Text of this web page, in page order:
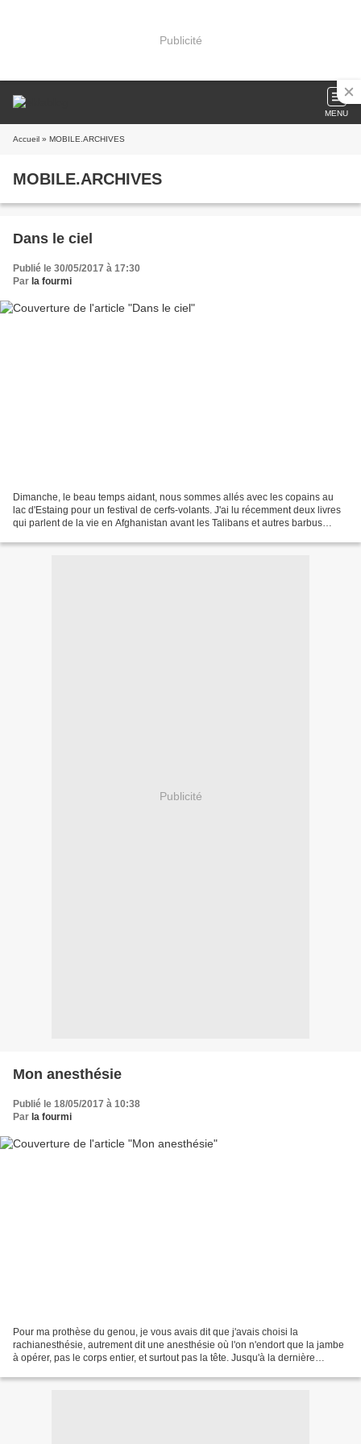
Publicité
MENU
Accueil » MOBILE.ARCHIVES
MOBILE.ARCHIVES
Dans le ciel
Publié le 30/05/2017 à 17:30
Par la fourmi
Dimanche, le beau temps aidant, nous sommes allés avec les copains au
lac d'Estaing pour un festival de cerfs-volants. J'ai lu récemment deux livres
qui parlent de la vie en Afghanistan avant les Talibans et autres barbus
Publicité
Mon anesthésie
Publié le 18/05/2017 à 10:38
Par la fourmi
Pour ma prothèse du genou, je vous avais dit que j'avais choisi la
rachianesthésie, autrement dit une anesthésie où l'on n'endort que la jambe
à opérer, pas le corps entier, et surtout pas la tête. Jusqu'à la dernière